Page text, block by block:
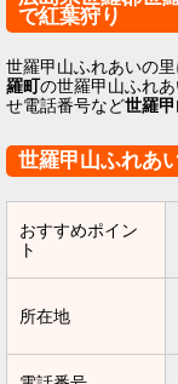
で紅葉狩り
世羅甲山ふれあいの里
羅町の世羅甲山ふれ
せ電話番号など世羅
世羅甲山ふれあ
おすすめポイン
ト
所在地